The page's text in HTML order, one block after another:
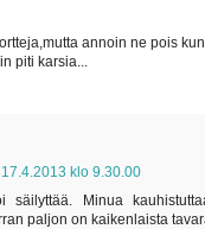
annoin ne pois
piti karsia...
17.4.2013 klo 9.30.00
säilyttää. Minua
paljon on kaikenlaista